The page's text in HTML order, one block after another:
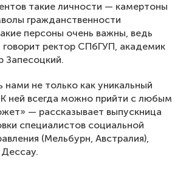
такие личности — камертоны
гражданственности
персоны очень важны, ведь
ректор СПбГУП, академик
Запесоцкий.
нами не только как уникальный
ней всегда можно прийти с любым
— рассказывает выпускница
специалистов социальной
(Мельбурн, Австралия),